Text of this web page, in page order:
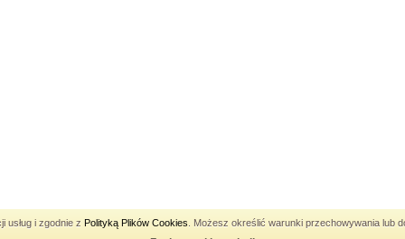
usług i zgodnie z Polityką Plików Cookies . Możesz określić warunki przechowywania lub
Pozycjonowanie Katowice